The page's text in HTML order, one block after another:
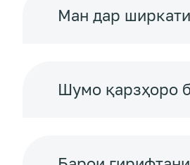
Ман дар
Шумо қарзҳоро